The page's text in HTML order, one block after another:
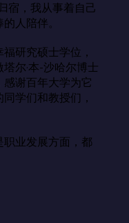
宿，我从事着自己
人陪伴。
研究硕士学位，
尔·本-沙哈尔博士
谢百年大学为它
学们和教授们，
业发展方面，都